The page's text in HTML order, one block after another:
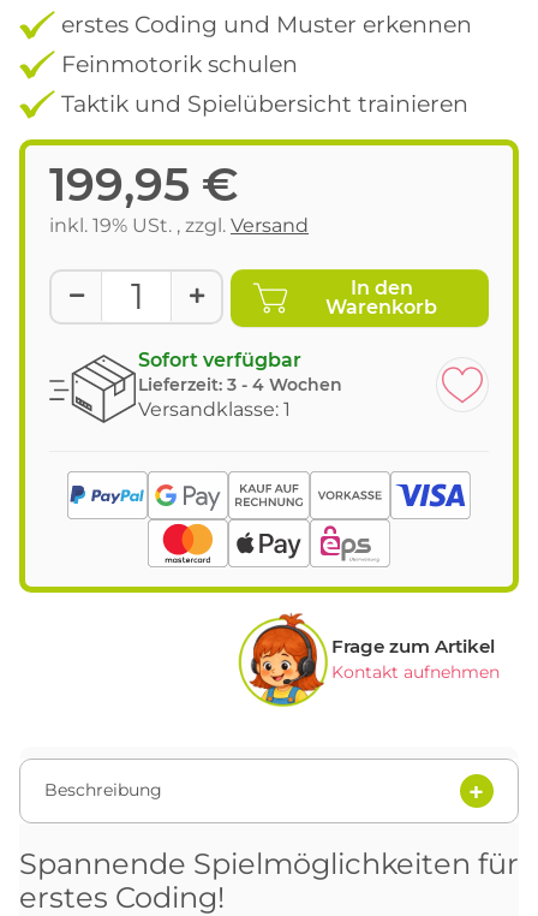
erstes Coding und Muster erkennen
Feinmotorik schulen
Taktik und Spielübersicht trainieren
199,95 €
inkl. 19% USt. , zzgl. Versand
In den
Warenkorb
Sofort verfügbar
Lieferzeit: 3 - 4 Wochen
Versandklasse: 1
Frage zum Artikel
Kontakt aufnehmen
Beschreibung
Spannende Spielmöglichkeiten für
erstes Coding!